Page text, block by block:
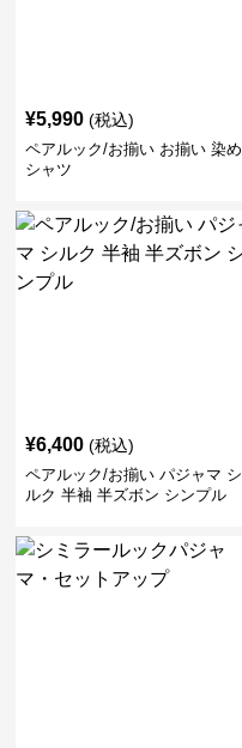
¥5,990 (税込)
ペアルック/お揃い お揃い 染め
シャツ
¥6,400 (税込)
ペアルック/お揃い パジャマ シ
ルク 半袖 半ズボン シンプル